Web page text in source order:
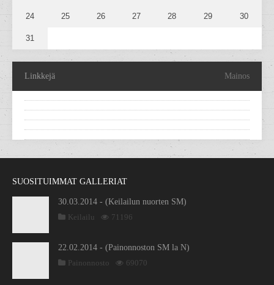
24 25 26 27 28 29 30
31
Linkkejä Mainos
SUOSITUIMMAT GALLERIAT
30.03.2014 - (Keilailun nuorten SM)
Keilailu
71196
22.02.2014 - (Painonnoston SM la N)
Painonnosto
69070